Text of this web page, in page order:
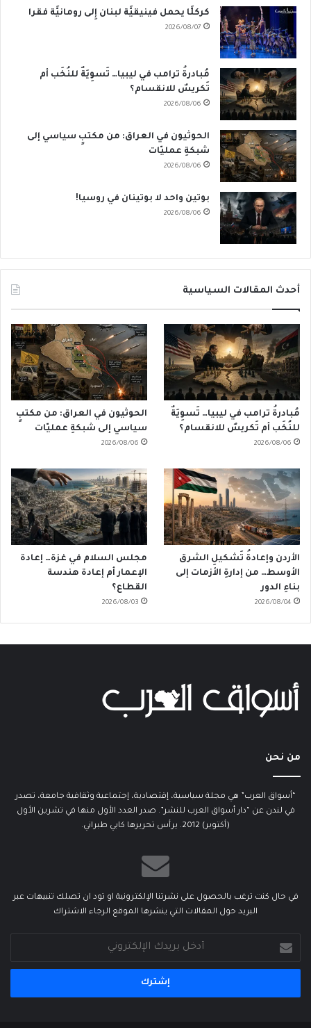
كركلَّا يحمل فينيقيَّة لبنان إِلى رومانيَّة فقرا
2026/08/07
مُبادرةُ ترامب في ليبيا… تَسوِيَةٌ للنُخَب أم
تَكريسٌ للانقسام؟
2026/08/06
الحوثيون في العراق: من مكتبٍ سياسي إلى
شبكةِ عمليّات
2026/08/06
بوتين واحد لا بوتينان في روسيا!
2026/08/06
أحدث المقالات السياسية
مُبادرةُ ترامب في ليبيا… تَسوِيَةٌ
للنُخَب أم تَكريسٌ للانقسام؟
2026/08/06
الحوثيون في العراق: من مكتبٍ
سياسي إلى شبكةِ عمليّات
2026/08/06
الأردن وإعادةُ تَشكيلِ الشرق
الأوسط… من إدارةِ الأزمات إلى
بناءِ الدور
2026/08/04
مجلس السلام في غزة… إعادة
الإعمار أم إعادة هندسة
القطاع؟
2026/08/03
من نحن
“أسواق العرب” هي مجلة سياسية، إقتصادية، إجتماعية وثقافية جامعة، تصدر
في لندن عن “دار أسواق العرب للنشر”. صدر العدد الأول منها في تشرين الأول
(أكتوبر) 2012. يرأس تحريرها كابي طبراني.
في حال كنت ترغب بالحصول على نشرتنا الإلكترونية او تود ان تصلك تنبيهات عبر
البريد حول المقالات التي ينشرها الموقع الرجاء الاشتراك
بريدك
الإلكتروني